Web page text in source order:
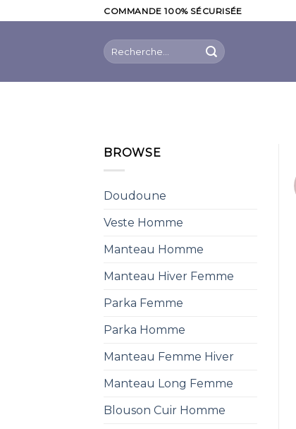
to
COMMANDE 100% SÉCURISÉE
Recherche
pour :
BROWSE
Doudoune
Veste Homme
Manteau Homme
Manteau Hiver Femme
Parka Femme
Parka Homme
Manteau Femme Hiver
Manteau Long Femme
Blouson Cuir Homme